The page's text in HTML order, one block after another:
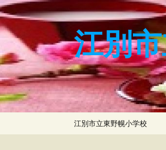
コ
ン
テ
ツ
へ
ス
キ
ッ
プ
江別
江別市立東野幌小学校